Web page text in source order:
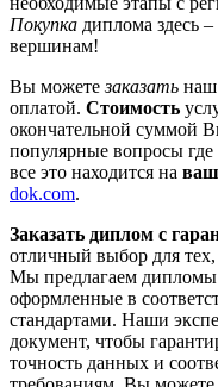
Покупка диплома здесь –
вершинам!
Вы можетезаказать наш
оплатой. Стоимость
окончательной суммой
популярные вопросы где
все это находится на
dok.com.
Заказать диплом с
отличный выбор для
Мы предлагаем дипломы
оформленные в
стандартами. Наши
документ, чтобы
точность данных и